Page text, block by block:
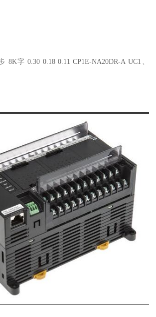
8K字 0.30 0.18 0.11 CP1E-NA20DR-A UC1、